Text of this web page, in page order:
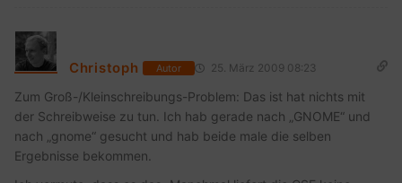
Christoph Autor 25. März 2009 08:23
Zum Groß-/Kleinschreibungs-Problem: Das ist hat nichts mit
der Schreibweise zu tun. Ich hab gerade nach „GNOME“ und
nach „gnome“ gesucht und hab beide male die selben
Ergebnisse bekommen.